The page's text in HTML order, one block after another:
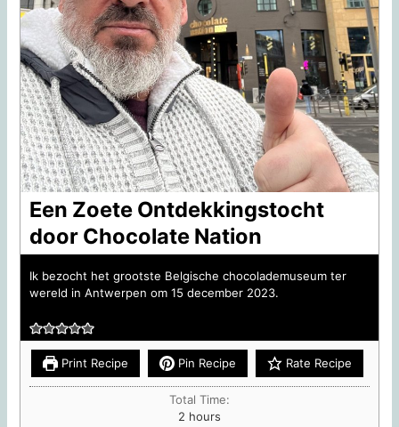
Een Zoete Ontdekkingstocht
door Chocolate Nation
Ik bezocht het grootste Belgische chocolademuseum ter
wereld in Antwerpen om 15 december 2023.
Print Recipe Pin Recipe Rate Recipe
Total Time:
2 hours
hours